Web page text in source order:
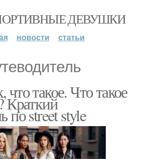
ДЕВУШКИ
новости статьи
такое. Что такое
Краткий
по street style